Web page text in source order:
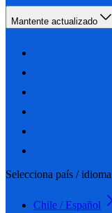
Mantente actualizado
Selecciona país / idioma
Chile / Español